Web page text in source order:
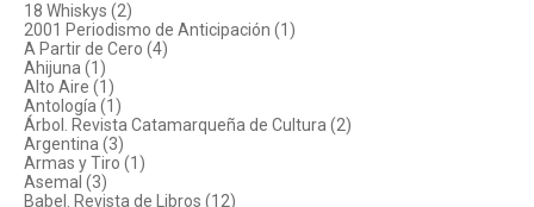
18 Whiskys (2)
2001 Periodismo de Anticipación (1)
A Partir de Cero (4)
Ahijuna (1)
Alto Aire (1)
Antología (1)
Árbol. Revista Catamarqueña de Cultura (2)
Argentina (3)
Armas y Tiro (1)
Asemal (3)
Babel. Revista de Libros (12)